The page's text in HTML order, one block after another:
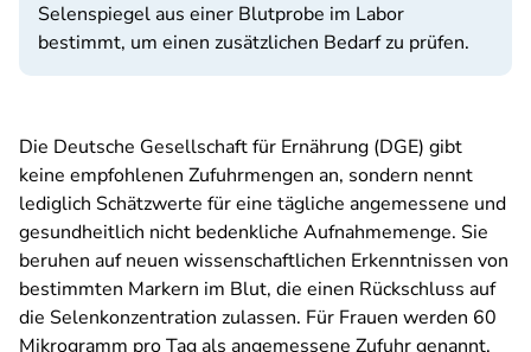
Selenspiegel aus einer Blutprobe im Labor
bestimmt, um einen zusätzlichen Bedarf zu prüfen.
Die Deutsche Gesellschaft für Ernährung (DGE) gibt
keine empfohlenen Zufuhrmengen an, sondern nennt
lediglich Schätzwerte für eine tägliche angemessene und
gesundheitlich nicht bedenkliche Aufnahmemenge. Sie
beruhen auf neuen wissenschaftlichen Erkenntnissen von
bestimmten Markern im Blut, die einen Rückschluss auf
die Selenkonzentration zulassen. Für Frauen werden 60
Mikrogramm pro Tag als angemessene Zufuhr genannt,